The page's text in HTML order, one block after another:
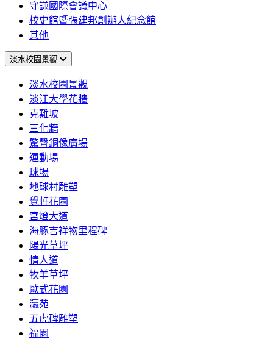
守謙國際會議中心
校史館暨張建邦創辦人紀念館
其他
淡水校園景觀
淡水校園景觀
淡江大學花牆
克難坡
三化牆
驚聲銅像廣場
運動場
球場
地球村雕塑
覺軒花園
宮燈大道
海豚吉祥物里程碑
陽光草坪
情人道
牧羊草坪
歐式花園
瀛苑
五虎碑雕塑
福園